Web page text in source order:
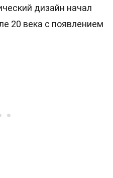
дизайн начал
20 века с появлением